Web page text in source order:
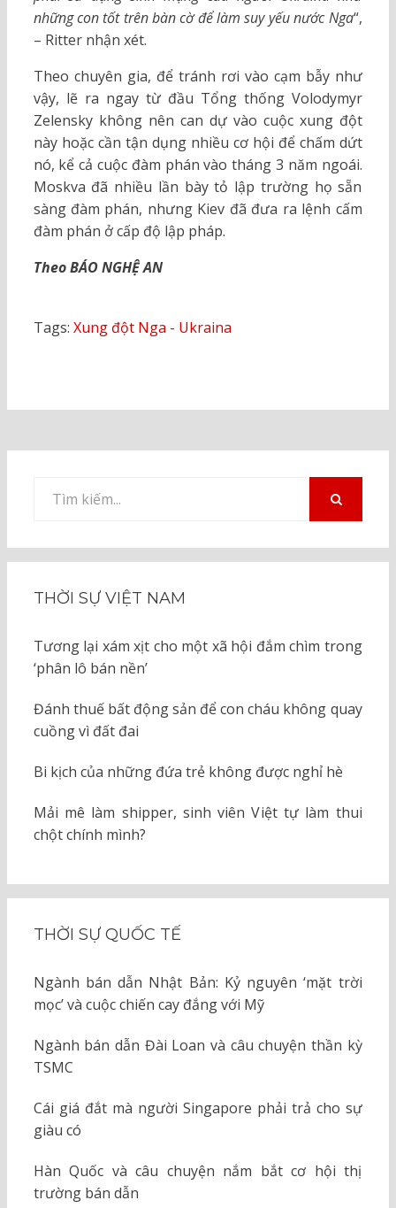
những con tốt trên bàn cờ để làm suy yếu nước Nga“,
– Ritter nhận xét.
Theo chuyên gia, để tránh rơi vào cạm bẫy như
vậy, lẽ ra ngay từ đầu Tổng thống Volodymyr
Zelensky không nên can dự vào cuộc xung đột
này hoặc cần tận dụng nhiều cơ hội để chấm dứt
nó, kể cả cuộc đàm phán vào tháng 3 năm ngoái.
Moskva đã nhiều lần bày tỏ lập trường họ sẵn
sàng đàm phán, nhưng Kiev đã đưa ra lệnh cấm
đàm phán ở cấp độ lập pháp.
Theo BÁO NGHỆ AN
Tags: Xung đột Nga - Ukraina
kiếm
THỜI SỰ VIỆT NAM
Tương lại xám xịt cho một xã hội đắm chìm trong
‘phân lô bán nền’
Đánh thuế bất động sản để con cháu không quay
cuồng vì đất đai
Bi kịch của những đứa trẻ không được nghỉ hè
Mải mê làm shipper, sinh viên Việt tự làm thui
chột chính mình?
THỜI SỰ QUỐC TẾ
Ngành bán dẫn Nhật Bản: Kỷ nguyên ‘mặt trời
mọc’ và cuộc chiến cay đắng với Mỹ
Ngành bán dẫn Đài Loan và câu chuyện thần kỳ
TSMC
Cái giá đắt mà người Singapore phải trả cho sự
giàu có
Hàn Quốc và câu chuyện nắm bắt cơ hội thị
trường bán dẫn